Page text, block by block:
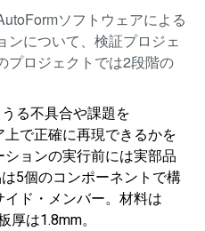
ソフトウェアによる
ンについて、検証プロジェ
プロジェクトでは2段階の
る不具合や課題を
で正確に再現できるかを
ョンの実行前には実部品
5個のコンポーネントで構
ド・メンバー。材料は
厚は1.8mm。